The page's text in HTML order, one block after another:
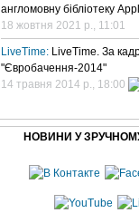
англомовну бібліотеку
18 жовтня 2021 р., 11:01
LiveTime: LiveTime. За
"Євробачення-2014"
14 травня 2014 р., 18:00
НОВИНИ У